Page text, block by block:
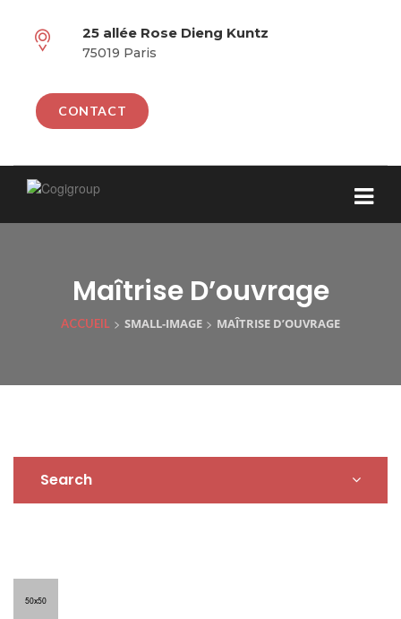
25 allée Rose Dieng Kuntz
75019 Paris
CONTACT
Maîtrise D’ouvrage
ACCUEIL > SMALL-IMAGE > MAÎTRISE D’OUVRAGE
Search